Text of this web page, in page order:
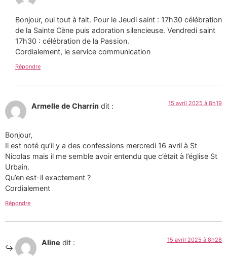
Bonjour, oui tout à fait. Pour le Jeudi saint : 17h30 célébration
de la Sainte Cène puis adoration silencieuse. Vendredi saint
17h30 : célébration de la Passion.
Cordialement, le service communication
Répondre
Armelle de Charrin dit : 15 avril 2025 à 8h19
Bonjour,
Il est noté qu’il y a des confessions mercredi 16 avril à St
Nicolas mais il me semble avoir entendu que c’était à l’église St
Urbain.
Qu’en est-il exactement ?
Cordialement
Répondre
Aline dit : 15 avril 2025 à 8h28